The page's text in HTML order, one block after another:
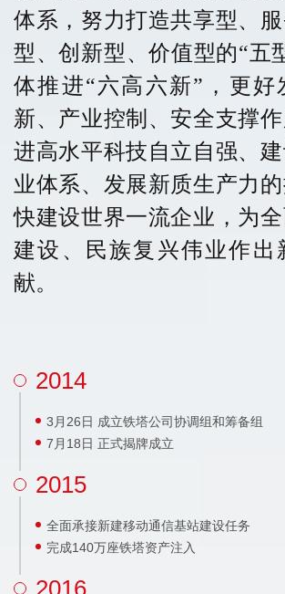
体系，努力打造共享型、
型、创新型、价值型的“五
体推进“六高六新”，更好
新、产业控制、安全支撑
进高水平科技自立自强、
业体系、发展新质生产力
快建设世界一流企业，为
建设、民族复兴伟业作出
献。
2014
3月26日 成立铁塔公司协调组和筹备组
7月18日 正式揭牌成立
2015
全面承接新建移动通信基站建设任务
完成140万座铁塔资产注入
2016